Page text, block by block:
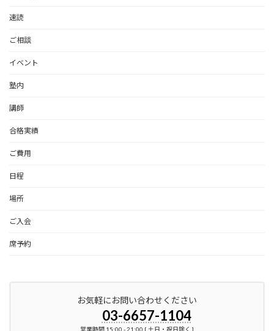
速読
ご相談
イベント
塾内
講師
合格実績
ご費用
日程
場所
ご入会
席予約
お気軽にお問い合わせください
03-6657-1104
営業時間 15:00 - 21:00 [ 土日・祝日除く ]